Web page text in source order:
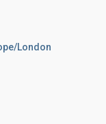
London